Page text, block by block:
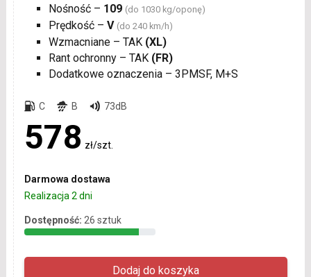
Nośność – 109 (do 1030 kg/oponę)
Prędkość – V (do 240 km/h)
Wzmacniane – TAK (XL)
Rant ochronny – TAK (FR)
Dodatkowe oznaczenia – 3PMSF, M+S
C B 73dB
578 zł/szt.
Darmowa dostawa
Realizacja 2 dni
Dostępność: 26 sztuk